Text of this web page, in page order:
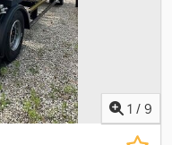
pravo na greške,
otkup na rate je moguć,
mesečno + 19% PDV. Za
su demonstracione i
1 / 9